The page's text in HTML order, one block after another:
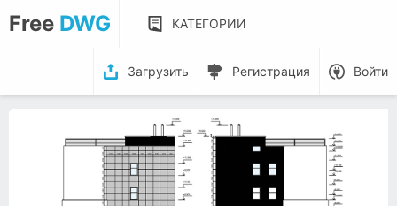
Free DWG КАТЕГОРИИ
Загрузить Регистрация Войти